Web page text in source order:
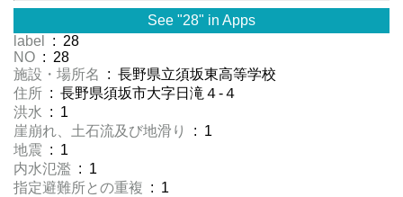
See "28" in Apps
label
: 28
NO : 28
施設・場所名
: 長野県立須坂東高等学校
住所 : 長野県須坂市大字日滝４-４
洪水
: 1
崖崩れ、土石流及び地滑り
: 1
地震 : 1
内水氾濫 : 1
指定避難所との重複 : 1